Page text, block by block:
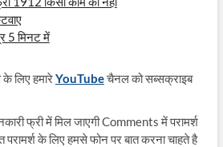
5 मिनट में
लिए हमारेYouTubeचैनल को सब्सक्राइब
फ्री में मिल जाएगी Comments में परामर्श
के लिए हमसे फोन पर बात करना चाहते है